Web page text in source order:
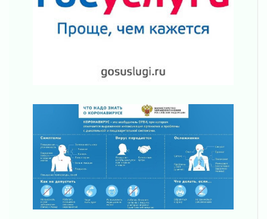
Ленобласть внедрила передовую подготовку
операторов БПЛА
02 августа 2026
Лето катится с горки
В Ленобласти открылась экспозиция к 150-
летию Билибина
01 августа 2026
Лето без гаджетов
01 августа 2026